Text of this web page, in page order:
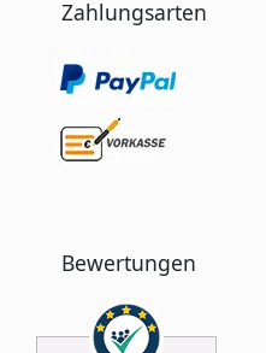
Zahlungsarten
Bewertungen